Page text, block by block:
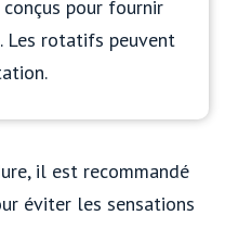
pour fournir
Les rotatifs peuvent
il est recommandé
éviter les sensations